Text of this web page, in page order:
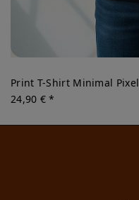
Print T-Shirt Minimal Pixel
24,90 € *